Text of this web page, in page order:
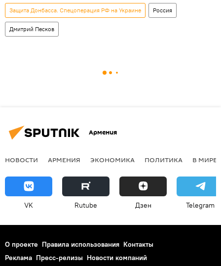
Защита Донбасса. Спецоперация РФ на Украине Россия
Дмитрий Песков
Армения
НОВОСТИ АРМЕНИЯ ЭКОНОМИКА ПОЛИТИКА В МИРЕ
VK Rutube Дзен Telegram
О проекте Правила использования Контакты
Реклама Пресс-релизы Новости компаний